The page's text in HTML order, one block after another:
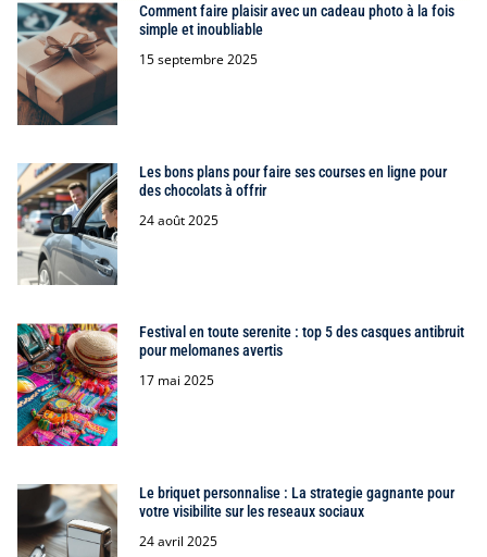
Comment faire plaisir avec un cadeau photo à la fois
simple et inoubliable
15 septembre 2025
Les bons plans pour faire ses courses en ligne pour
des chocolats à offrir
24 août 2025
Festival en toute serenite : top 5 des casques antibruit
pour melomanes avertis
17 mai 2025
Le briquet personnalise : La strategie gagnante pour
votre visibilite sur les reseaux sociaux
24 avril 2025